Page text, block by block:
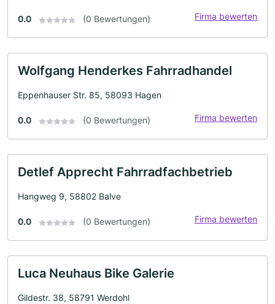
0.0 (0 Bewertungen) Firma bewerten
Wolfgang Henderkes Fahrradhandel
Eppenhauser Str. 85, 58093 Hagen
0.0 (0 Bewertungen) Firma bewerten
Detlef Apprecht Fahrradfachbetrieb
Hangweg 9, 58802 Balve
0.0 (0 Bewertungen) Firma bewerten
Luca Neuhaus Bike Galerie
Gildestr. 38, 58791 Werdohl